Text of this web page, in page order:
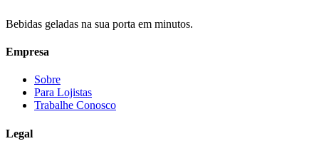
Bebidas geladas na sua porta em minutos.
Empresa
Sobre
Para Lojistas
Trabalhe Conosco
Legal